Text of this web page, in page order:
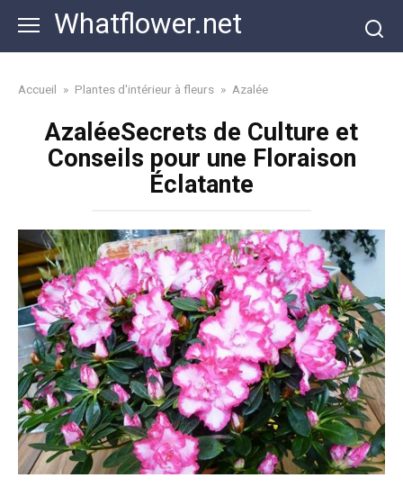
content
Whatflower.net
Accueil » Plantes d'intérieur à fleurs » Azalée
AzaléeSecrets de Culture et
Conseils pour une Floraison
Éclatante